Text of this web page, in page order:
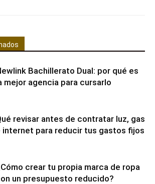
Bachillerato Dual: por qué es
mejor agencia para cursarlo
revisar antes de contratar luz, gas
internet para reducir tus gastos fijos
crear tu propia marca de ropa
un presupuesto reducido?